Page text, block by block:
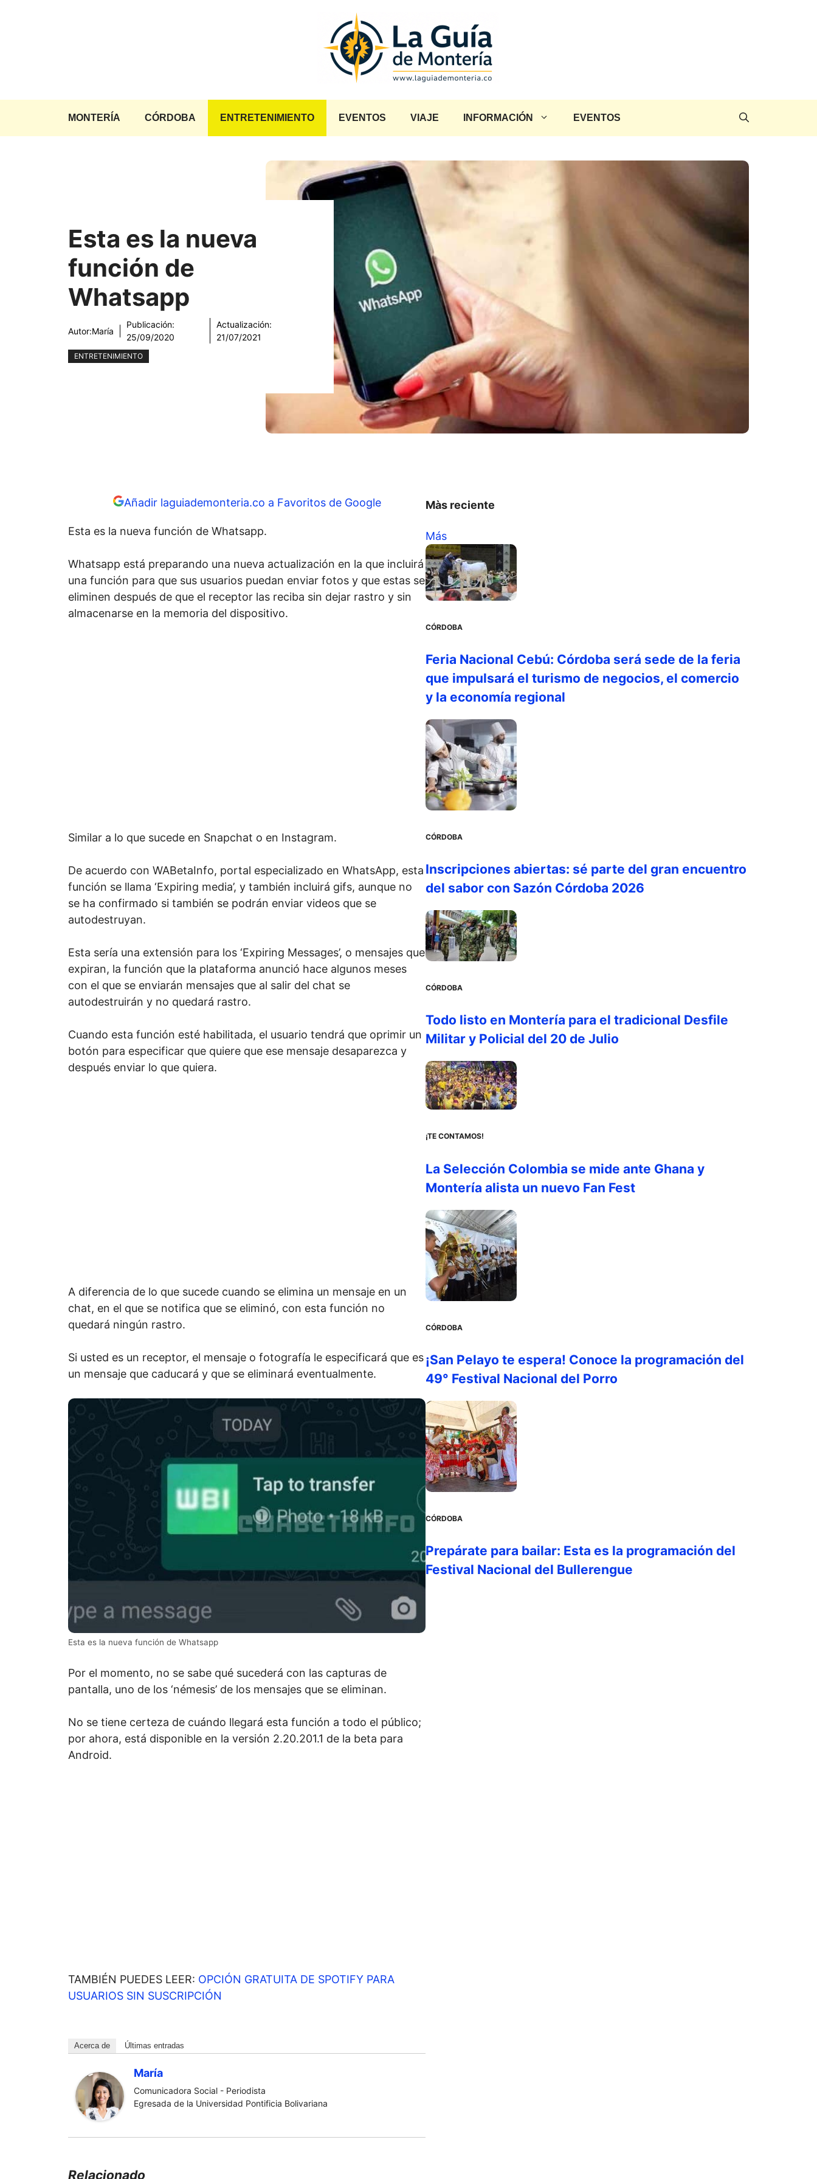
MONTERÍA CÓRDOBA ENTRETENIMIENTO EVENTOS VIAJE INFORMACIÓN EVENTOS
Esta es la nueva
función de
Whatsapp
Autor:María
Publicación:
25/09/2020
Actualización:
21/07/2021
ENTRETENIMIENTO
Añadir laguiademonteria.co a Favoritos de Google
Esta es la nueva función de Whatsapp.
Whatsapp está preparando una nueva actualización en la que incluirá
una función para que sus usuarios puedan enviar fotos y que estas se
eliminen después de que el receptor las reciba sin dejar rastro y sin
almacenarse en la memoria del dispositivo.
Similar a lo que sucede en Snapchat o en Instagram.
De acuerdo con WABetaInfo, portal especializado en WhatsApp, esta
función se llama ‘Expiring media’, y también incluirá gifs, aunque no
se ha confirmado si también se podrán enviar videos que se
autodestruyan.
Esta sería una extensión para los ‘Expiring Messages’, o mensajes que
expiran, la función que la plataforma anunció hace algunos meses
con el que se enviarán mensajes que al salir del chat se
autodestruirán y no quedará rastro.
Cuando esta función esté habilitada, el usuario tendrá que oprimir un
botón para especificar que quiere que ese mensaje desaparezca y
después enviar lo que quiera.
A diferencia de lo que sucede cuando se elimina un mensaje en un
chat, en el que se notifica que se eliminó, con esta función no
quedará ningún rastro.
Si usted es un receptor, el mensaje o fotografía le especificará que es
un mensaje que caducará y que se eliminará eventualmente.
Esta es la nueva función de Whatsapp
Por el momento, no se sabe qué sucederá con las capturas de
pantalla, uno de los ‘némesis’ de los mensajes que se eliminan.
No se tiene certeza de cuándo llegará esta función a todo el público;
por ahora, está disponible en la versión 2.20.201.1 de la beta para
Android.
TAMBIÉN PUEDES LEER: OPCIÓN GRATUITA DE SPOTIFY PARA
USUARIOS SIN SUSCRIPCIÓN
Acerca de Últimas entradas
María
Comunicadora Social - Periodista
Egresada de la Universidad Pontificia Bolivariana
Relacionado
Màs reciente
Más
CÓRDOBA
Feria Nacional Cebú: Córdoba será sede de la feria
que impulsará el turismo de negocios, el comercio
y la economía regional
CÓRDOBA
Inscripciones abiertas: sé parte del gran encuentro
del sabor con Sazón Córdoba 2026
CÓRDOBA
Todo listo en Montería para el tradicional Desfile
Militar y Policial del 20 de Julio
¡TE CONTAMOS!
La Selección Colombia se mide ante Ghana y
Montería alista un nuevo Fan Fest
CÓRDOBA
¡San Pelayo te espera! Conoce la programación del
49° Festival Nacional del Porro
CÓRDOBA
Prepárate para bailar: Esta es la programación del
Festival Nacional del Bullerengue